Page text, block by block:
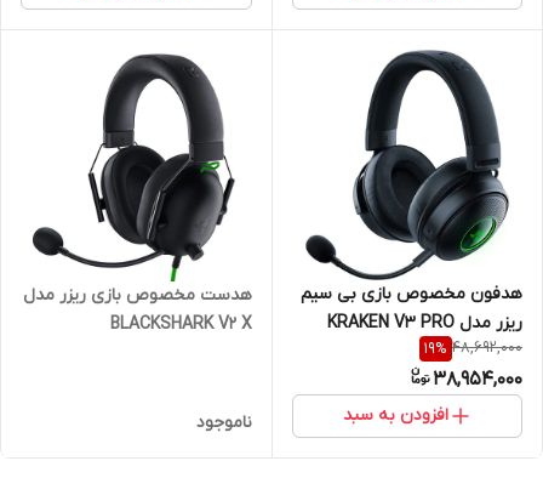
هدفون مخصوص بازی بی سیم
ریزر مدل KRAKEN V3 PRO
48,692,000
19%
38,954,000
افزودن به سبد
هدست مخصوص بازی ریزر مدل
BLACKSHARK V2 X
ناموجود